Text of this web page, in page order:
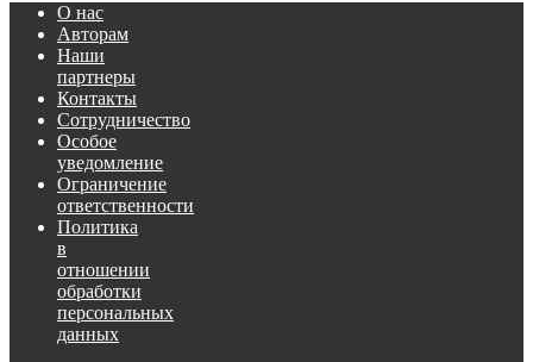
О нас
Авторам
Наши
партнеры
Контакты
Сотрудничество
Особое
уведомление
Ограничение
ответственности
Политика
в
отношении
обработки
персональных
данных